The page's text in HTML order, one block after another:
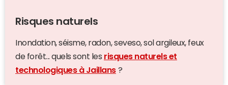
Risques naturels
Inondation, séisme, radon, seveso, sol argileux, feux
de forêt... quels sont les risques naturels et
technologiques à Jaillans ?